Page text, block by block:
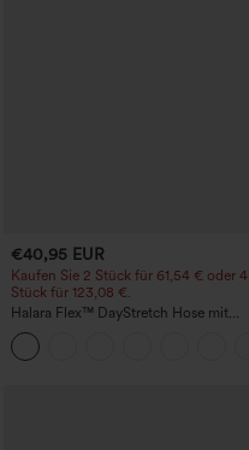
€40,95 EUR
Kaufen Sie 2 Stück für 61,54 € oder 4
Stück für 123,08 €.
Halara Flex™ DayStretch Hose mit
mittlerer Bundhöhe, seitlicher
Reißverschlusstasche und
Work‑Flare‑Schnitt